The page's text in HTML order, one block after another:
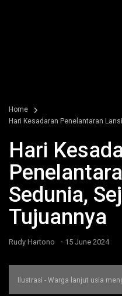
Home
Hari Kesadaran Penelantaran
Hari
Sedunia,
Tujuannya
Rudy Hartono - 15 June 2024
Ilustrasi - Warga lanjut usia